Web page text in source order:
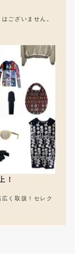
ございません。
！
く取扱！セレク